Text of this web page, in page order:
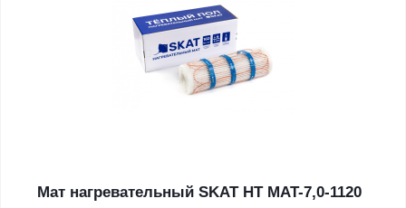
Мат нагревательный SKAT HT MAT-7,0-1120